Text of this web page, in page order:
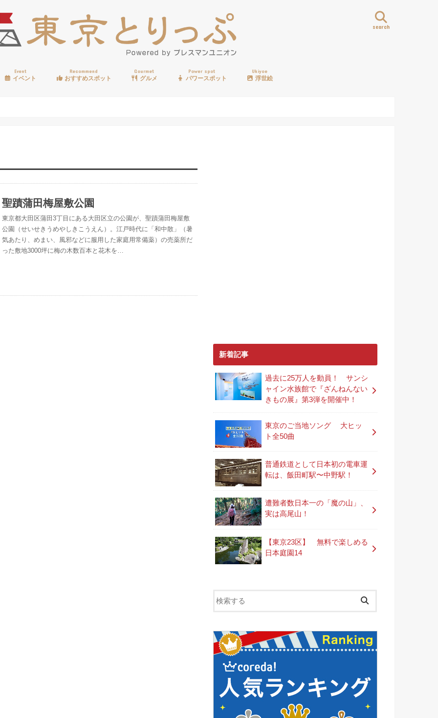
search
Event
イベント
Recommend
おすすめスポット
Gourmet
グルメ
Power spot
パワースポット
Ukiyoe
浮世絵
聖蹟蒲田梅屋敷公園
東京都大田区蒲田3丁目にある大田区立の公園が、聖蹟蒲田梅屋敷
公園（せいせきうめやしきこうえん）。江戸時代に「和中散」（暑
気あたり、めまい、風邪などに服用した家庭用常備薬）の売薬所だ
った敷地3000坪に梅の木数百本と花木を…
新着記事
過去に25万人を動員！ サンシ
ャイン水族館で『ざんねんない
きもの展』第3弾を開催中！
東京のご当地ソング 大ヒッ
ト全50曲
普通鉄道として日本初の電車運
転は、飯田町駅〜中野駅！
遭難者数日本一の「魔の山」、
実は高尾山！
【東京23区】 無料で楽しめる
日本庭園14